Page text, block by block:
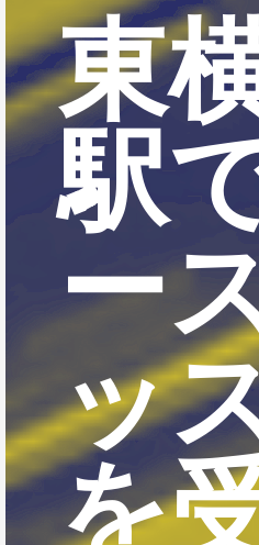
東
駅
ー
ッ
を